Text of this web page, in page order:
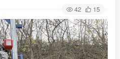
42 15